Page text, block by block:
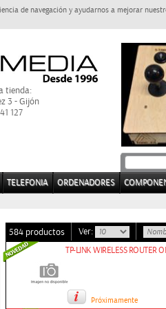
de navegación y ayudarnos a mejorar
tienda:
3 - Gijón
127
TELEFONIA ORDENADORES
584 productos Ver:
TP-LINK WIRELESS ROUTER
Próximamente